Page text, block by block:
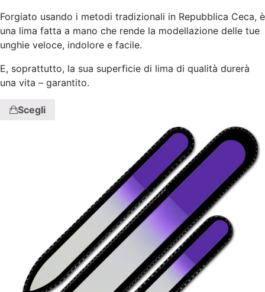
Forgiato usando i metodi tradizionali in Repubblica Ceca, è
una lima fatta a mano che rende la modellazione delle tue
unghie veloce, indolore e facile.
E, soprattutto, la sua superficie di lima di qualità durerà
una vita – garantito.
Scegli